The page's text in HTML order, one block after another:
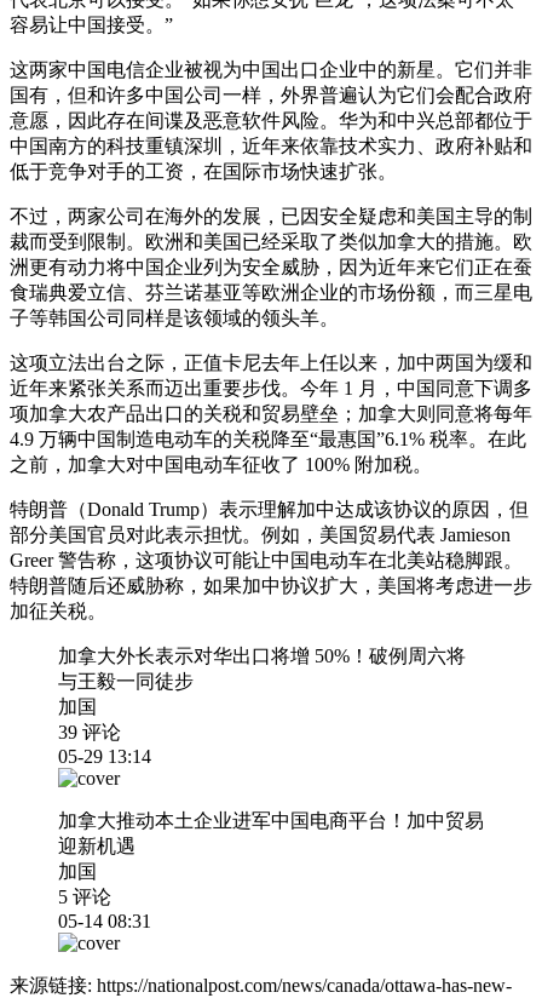
容易让中国接受。”
这两家中国电信企业被视为中国出口企业中的新星。它们并非
国有，但和许多中国公司一样，外界普遍认为它们会配合政府
意愿，因此存在间谍及恶意软件风险。华为和中兴总部都位于
中国南方的科技重镇深圳，近年来依靠技术实力、政府补贴和
低于竞争对手的工资，在国际市场快速扩张。
不过，两家公司在海外的发展，已因安全疑虑和美国主导的制
裁而受到限制。欧洲和美国已经采取了类似加拿大的措施。欧
洲更有动力将中国企业列为安全威胁，因为近年来它们正在蚕
食瑞典爱立信、芬兰诺基亚等欧洲企业的市场份额，而三星电
子等韩国公司同样是该领域的领头羊。
这项立法出台之际，正值卡尼去年上任以来，加中两国为缓和
近年来紧张关系而迈出重要步伐。今年 1 月，中国同意下调多
项加拿大农产品出口的关税和贸易壁垒；加拿大则同意将每年
4.9 万辆中国制造电动车的关税降至“最惠国”6.1% 税率。在此
之前，加拿大对中国电动车征收了 100% 附加税。
特朗普（Donald Trump）表示理解加中达成该协议的原因，但
部分美国官员对此表示担忧。例如，美国贸易代表 Jamieson
Greer 警告称，这项协议可能让中国电动车在北美站稳脚跟。
特朗普随后还威胁称，如果加中协议扩大，美国将考虑进一步
加征关税。
加拿大外长表示对华出口将增 50%！破例周六将
与王毅一同徒步
加国
39 评论
05-29 13:14
加拿大推动本土企业进军中国电商平台！加中贸易
迎新机遇
加国
5 评论
05-14 08:31
来源链接: https://nationalpost.com/news/canada/ottawa-has-new-